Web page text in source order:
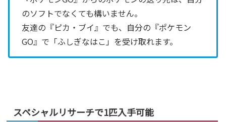
のソフトでなくても構いません。
友達の『ピカ・ブイ』でも、自分の『ポケモン
GO』で「ふしぎなはこ」を受け取れます。
スペシャルリサーチで1匹入手可能